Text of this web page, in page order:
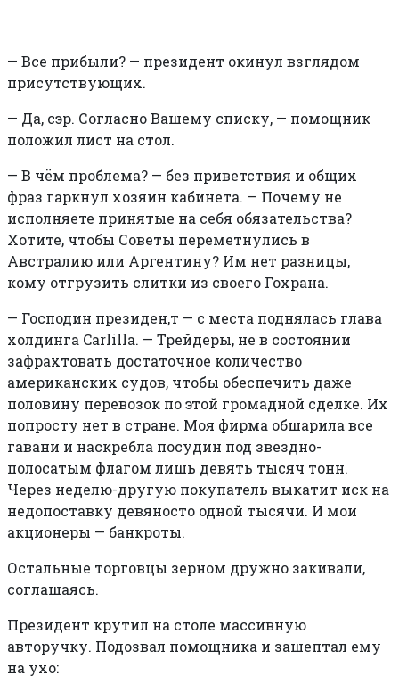
— Все прибыли? — президент окинул взглядом
присутствующих.
— Да, сэр. Согласно Вашему списку, — помощник
положил лист на стол.
— В чём проблема? — без приветствия и общих
фраз гаркнул хозяин кабинета. — Почему не
исполняете принятые на себя обязательства?
Хотите, чтобы Советы переметнулись в
Австралию или Аргентину? Им нет разницы,
кому отгрузить слитки из своего Гохрана.
— Господин президен,т — с места поднялась глава
холдинга Carlilla. — Трейдеры, не в состоянии
зафрахтовать достаточное количество
американских судов, чтобы обеспечить даже
половину перевозок по этой громадной сделке. Их
попросту нет в стране. Моя фирма обшарила все
гавани и наскребла посудин под звездно-
полосатым флагом лишь девять тысяч тонн.
Через неделю-другую покупатель выкатит иск на
недопоставку девяносто одной тысячи. И мои
акционеры — банкроты.
Остальные торговцы зерном дружно закивали,
соглашаясь.
Президент крутил на столе массивную
авторучку. Подозвал помощника и зашептал ему
на ухо: